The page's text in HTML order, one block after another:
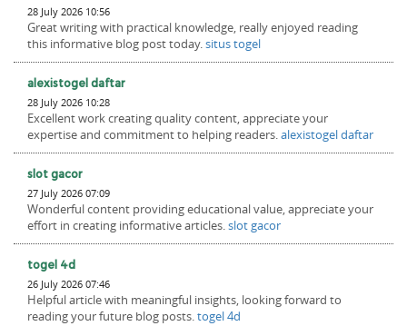
28 July 2026 10:56
Great writing with practical knowledge, really enjoyed reading
this informative blog post today.situs togel
alexistogel daftar
28 July 2026 10:28
Excellent work creating quality content, appreciate your
expertise and commitment to helping readers.alexistogel daftar
slot gacor
27 July 2026 07:09
Wonderful content providing educational value, appreciate your
effort in creating informative articles.slot gacor
togel 4d
26 July 2026 07:46
Helpful article with meaningful insights, looking forward to
reading your future blog posts.togel 4d